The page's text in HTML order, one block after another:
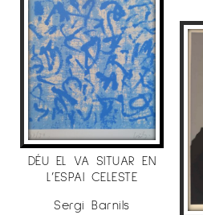
DÉU EL VA SITUAR EN
L’ESPAI CELESTE
Sergi Barnils